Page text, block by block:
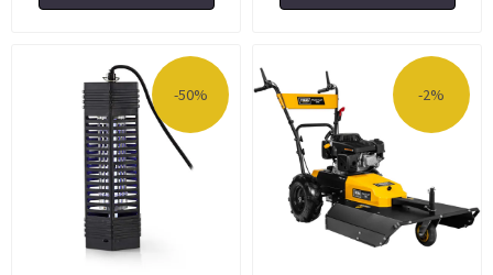
-50% -2%